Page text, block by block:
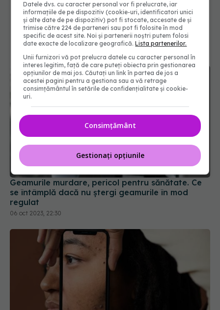
Geamurile murdare, pericol pentru sănătate. Ce
se întâmplă dacă nu ștergi geamurile în mod
regulat
06 oct 2023, 22:30
Datele dvs. cu caracter personal vor fi prelucrate, iar
informațiile de pe dispozitiv (cookie-uri, identificatori unici
și alte date de pe dispozitiv) pot fi stocate, accesate de și
trimise către 224 de parteneri sau pot fi folosite în mod
specific de acest site. Noi și partenerii noștri putem folosi
date exacte de localizare geografică.Lista partenerilor.
Unii furnizori vă pot prelucra datele cu caracter personal în
interes legitim, față de care puteți obiecta prin gestionarea
opțiunilor de mai jos. Căutați un link în partea de jos a
acestei pagini pentru a gestiona sau a vă retrage
consimțământul în setările de confidențialitate și cookie-
uri.
Consimțământ
Gestionați opțiunile